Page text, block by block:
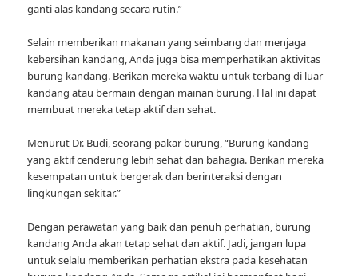
ganti alas kandang secara rutin.”
Selain memberikan makanan yang seimbang dan menjaga
kebersihan kandang, Anda juga bisa memperhatikan aktivitas
burung kandang. Berikan mereka waktu untuk terbang di luar
kandang atau bermain dengan mainan burung. Hal ini dapat
membuat mereka tetap aktif dan sehat.
Menurut Dr. Budi, seorang pakar burung, “Burung kandang
yang aktif cenderung lebih sehat dan bahagia. Berikan mereka
kesempatan untuk bergerak dan berinteraksi dengan
lingkungan sekitar.”
Dengan perawatan yang baik dan penuh perhatian, burung
kandang Anda akan tetap sehat dan aktif. Jadi, jangan lupa
untuk selalu memberikan perhatian ekstra pada kesehatan